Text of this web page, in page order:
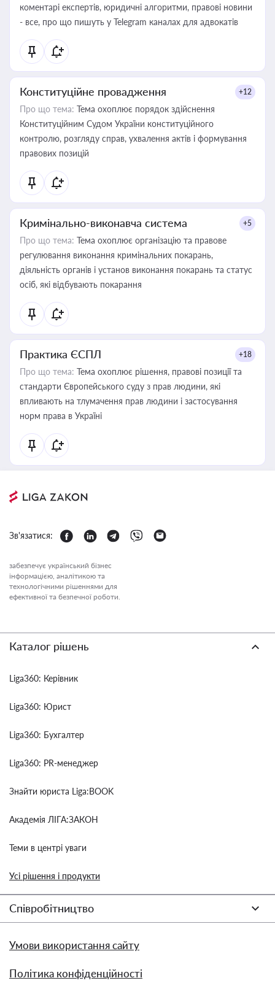
коментарі експертів, юридичні алгоритми, правові новини
- все, про що пишуть у Telegram каналах для адвокатів
Конституційне провадження +12
Про що тема: Тема охоплює порядок здійснення
Конституційним Судом України конституційного
контролю, розгляду справ, ухвалення актів і формування
правових позицій
Кримінально-виконавча система +5
Про що тема: Тема охоплює організацію та правове
регулювання виконання кримінальних покарань,
діяльність органів і установ виконання покарань та статус
осіб, які відбувають покарання
Практика ЄСПЛ +18
Про що тема: Тема охоплює рішення, правові позиції та
стандарти Європейського суду з прав людини, які
впливають на тлумачення прав людини і застосування
норм права в Україні
Зв'язатися:
забезпечує український бізнес
інформацією, аналітикою та
технологічними рішеннями для
ефективної та безпечної роботи.
Каталог рішень
Liga360: Керівник
Liga360: Юрист
Liga360: Бухгалтер
Liga360: PR-менеджер
Знайти юриста Liga:BOOK
Академія ЛІГА:ЗАКОН
Теми в центрі уваги
Усі рішення і продукти
Співробітництво
Умови використання сайту
Політика конфіденційності